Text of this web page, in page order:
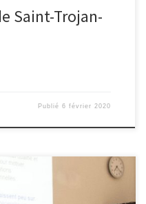
Saint-Trojan-
Publié6 février 2020